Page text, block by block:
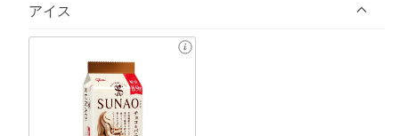
アイス